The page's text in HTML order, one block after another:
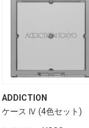
ADDICTION
ケース Ⅳ (4色セット)